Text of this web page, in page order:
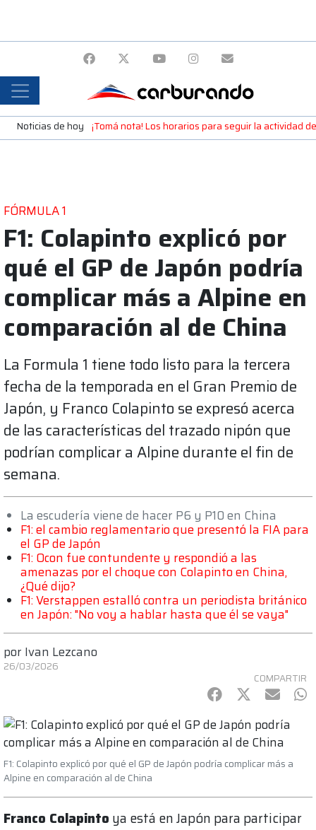
Noticias de hoy ¡Tomá nota! Los horarios para seguir la actividad
FÓRMULA 1
F1: Colapinto explicó por
qué el GP de Japón podría
complicar más a Alpine en
comparación al de China
La Formula 1 tiene todo listo para la tercera
fecha de la temporada en el Gran Premio de
Japón, y Franco Colapinto se expresó acerca
de las características del trazado nipón que
podrían complicar a Alpine durante el fin de
semana.
La escudería viene de hacer P6 y P10 en China
F1: el cambio reglamentario que presentó la FIA para
el GP de Japón
F1: Ocon fue contundente y respondió a las
amenazas por el choque con Colapinto en China,
¿Qué dijo?
F1: Verstappen estalló contra un periodista británico
en Japón: "No voy a hablar hasta que él se vaya"
por Ivan Lezcano
26/03/2026
COMPARTIR
Facebook
Twitter
mail
F1: Colapinto explicó por qué el GP de Japón podría complicar más a
Alpine en comparación al de China
Franco Colapinto ya está en Japón para participar